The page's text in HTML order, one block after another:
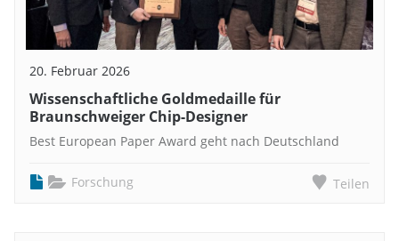
20. Februar 2026
Wissenschaftliche Goldmedaille für
Braunschweiger Chip-Designer
Best European Paper Award geht nach Deutschland
Forschung Teilen